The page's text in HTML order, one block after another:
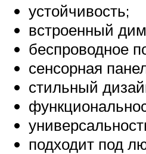
устойчивость;
встроенный
беспроводное
сенсорная
стильный
подходит под